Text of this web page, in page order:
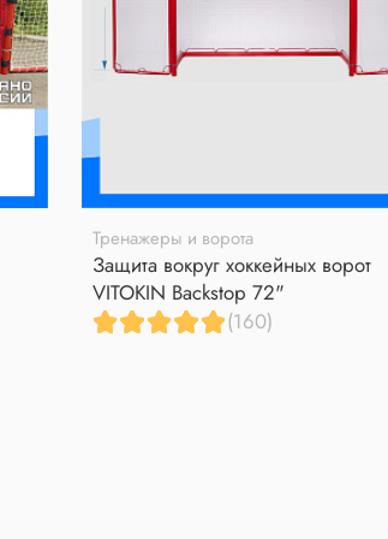
Тренажеры и ворота
Защита вокруг хоккейных ворот
VITOKIN Backstop 72"
(160)